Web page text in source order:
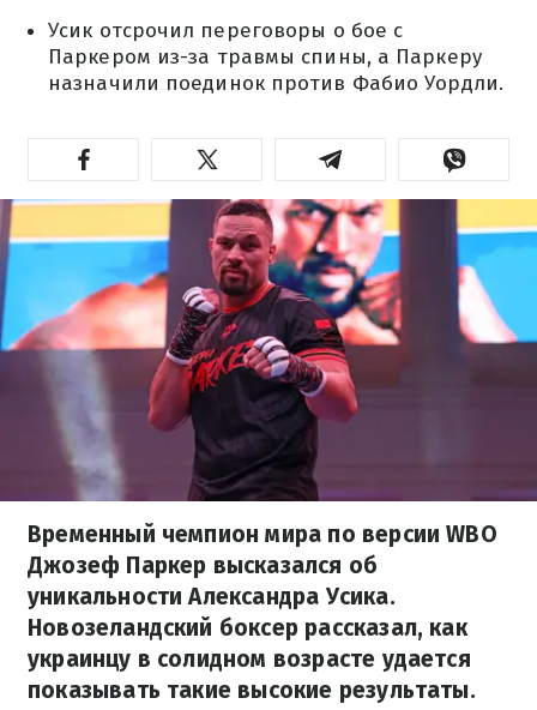
Усик отсрочил переговоры о бое с
Паркером из-за травмы спины, а Паркеру
назначили поединок против Фабио Уордли.
Временный чемпион мира по версии WBO
Джозеф Паркер высказался об
уникальности Александра Усика.
Новозеландский боксер рассказал, как
украинцу в солидном возрасте удается
показывать такие высокие результаты.